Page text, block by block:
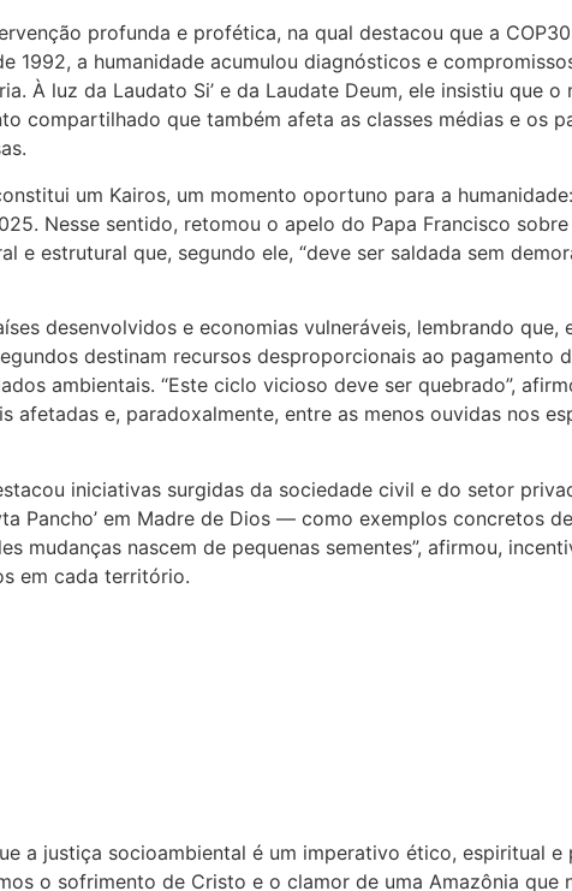
profunda e profética, na qual destacou que a COP30
1992, a humanidade acumulou diagnósticos e
À luz da Laudato Si’ e da Laudate Deum, ele insistiu que o
compartilhado que também afeta as classes médias e os
um Kairos, um momento oportuno para a
Nesse sentido, retomou o apelo do Papa Francisco
estrutural que, segundo ele, “deve ser saldada sem
desenvolvidos e economias vulneráveis, lembrando que,
destinam recursos desproporcionais ao pagamento
ambientais. “Este ciclo vicioso deve ser quebrado”,
afetadas e, paradoxalmente, entre as menos ouvidas nos
iniciativas surgidas da sociedade civil e do setor
Pancho’ em Madre de Dios — como exemplos concretos
mudanças nascem de pequenas sementes”, afirmou,
em cada território.
a justiça socioambiental é um imperativo ético, espiritual e
o sofrimento de Cristo e o clamor de uma Amazônia que